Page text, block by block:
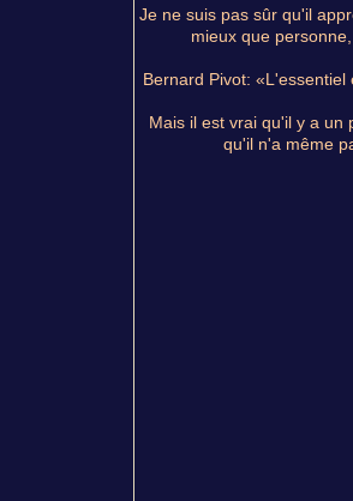
Je ne suis pas sûr qu'il
mieux que
Bernard Pivot:
Mais il est vrai qu'il y a
qu'il n'a même